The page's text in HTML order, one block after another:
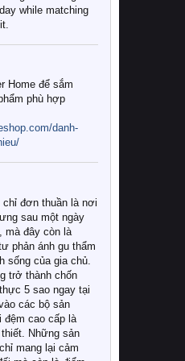
while matching
Home để sắm
phù hợp
danh-
chỉ đơn thuần là nơi
sau một ngày
mà đây còn là
phản ánh gu thẩm
sống của gia chủ.
trở thành chốn
5 sao ngay tại
các bộ sản
đệm cao cấp là
Những sản
mang lại cảm